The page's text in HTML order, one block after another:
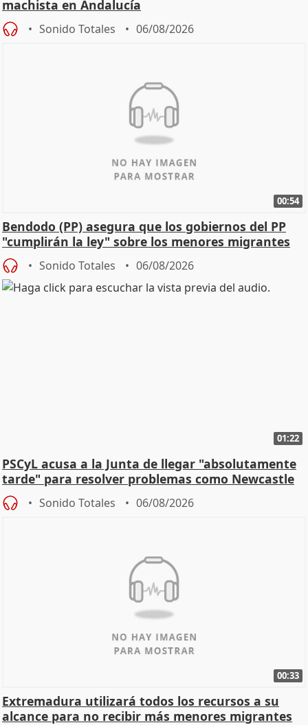
machista en Andalucía
Sonido Totales 06/08/2026
00:54
Bendodo (PP) asegura que los gobiernos del PP
"cumplirán la ley" sobre los menores migrantes
Sonido Totales 06/08/2026
01:22
PSCyL acusa a la Junta de llegar "absolutamente
tarde" para resolver problemas como Newcastle
Sonido Totales 06/08/2026
00:33
Extremadura utilizará todos los recursos a su
alcance para no recibir más menores migrantes